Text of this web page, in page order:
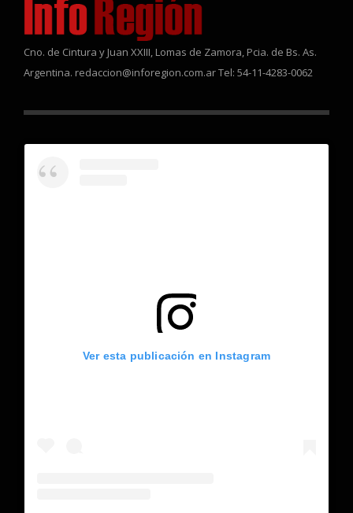
Cno. de Cintura y Juan XXIII, Lomas de Zamora, Pcia. de Bs. As.
Argentina. redaccion@inforegion.com.ar Tel: 54-11-4283-0062
Ver esta publicación en Instagram